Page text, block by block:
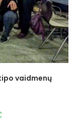
vaidmenų